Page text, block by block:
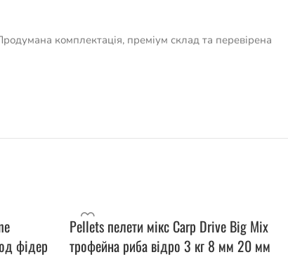
комплектація, преміум склад та перевірена
фідер
Pellets пелети мікс Carp Drive Big Mix
трофейна риба відро 3 кг 8 мм 20 мм